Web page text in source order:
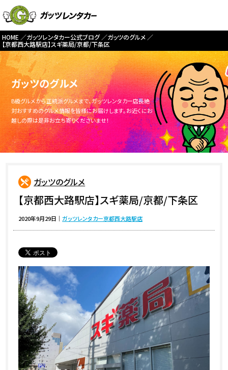
HOME ガッツレンタカー公式ブログ
ガッツのグルメ
【京都西大路駅店】スギ薬局/京都/下条区
ガッツのグルメ
B級グルメから正統派グルメまで、ガッツレンタカー店長絶
対おすすめのグルメ情報を皆様にお届けします。お近くにお
越しの際は是非お立ち寄りくださいませ！
ガッツのグルメ
【京都西大路駅店】スギ薬局/京都/下条区
2020年9月29日 ｜ガッツレンタカー京都西大路駅店